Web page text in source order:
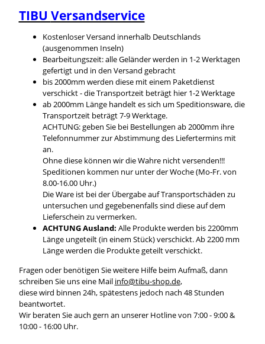
TIBU Versandservice
Kostenloser Versand innerhalb Deutschlands
(ausgenommen Inseln)
Bearbeitungszeit: alle Geländer werden in 1-2 Werktagen
gefertigt und in den Versand gebracht
bis 2000mm werden diese mit einem Paketdienst
verschickt - die Transportzeit beträgt hier 1-2 Werktage
ab 2000mm Länge handelt es sich um Speditionsware, die
Transportzeit beträgt 7-9 Werktage.
ACHTUNG: geben Sie bei Bestellungen ab 2000mm ihre
Telefonnummer zur Abstimmung des Liefertermins mit
an.
Ohne diese können wir die Wahre nicht versenden!!!
Speditionen kommen nur unter der Woche (Mo-Fr. von
8.00-16.00 Uhr.)
Die Ware ist bei der Übergabe auf Transportschäden zu
untersuchen und gegebenenfalls sind diese auf dem
Lieferschein zu vermerken.
ACHTUNG Ausland: Alle Produkte werden bis 2200mm
Länge ungeteilt (in einem Stück) verschickt. Ab 2200 mm
Länge werden die Produkte geteilt verschickt.
Fragen oder benötigen Sie weitere Hilfe beim Aufmaß, dann
schreiben Sie uns eine Mail info@tibu-shop.de,
diese wird binnen 24h, spätestens jedoch nach 48 Stunden
beantwortet.
Wir beraten Sie auch gern an unserer Hotline von 7:00 - 9:00 &
10:00 - 16:00 Uhr.